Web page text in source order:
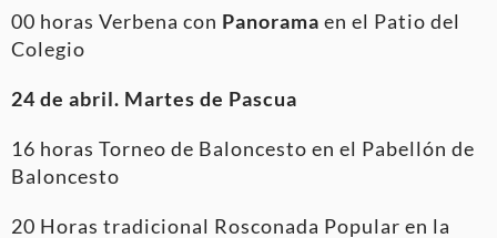
00 horas Verbena con Panorama en el Patio del
Colegio
24 de abril. Martes de Pascua
16 horas Torneo de Baloncesto en el Pabellón de
Baloncesto
20 Horas tradicional Rosconada Popular en la